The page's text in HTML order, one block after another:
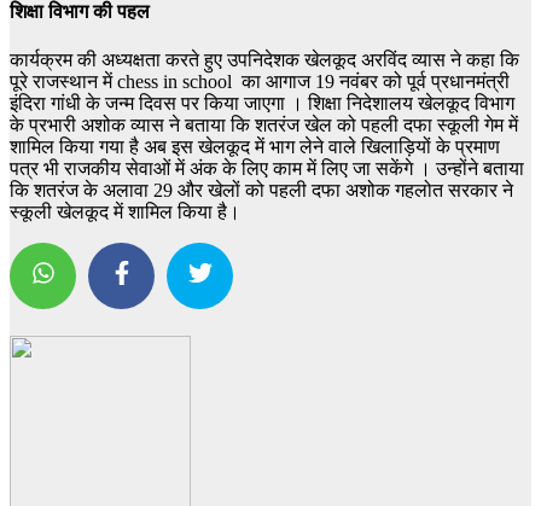
शिक्षा विभाग की पहल
कार्यक्रम की अध्यक्षता करते हुए उपनिदेशक खेलकूद अरविंद व्यास ने कहा कि
पूरे राजस्थान में chess in school का आगाज 19 नवंबर को पूर्व प्रधानमंत्री
इंदिरा गांधी के जन्म दिवस पर किया जाएगा । शिक्षा निदेशालय खेलकूद विभाग
के प्रभारी अशोक व्यास ने बताया कि शतरंज खेल को पहली दफा स्कूली गेम में
शामिल किया गया है अब इस खेलकूद में भाग लेने वाले खिलाड़ियों के प्रमाण
पत्र भी राजकीय सेवाओं में अंक के लिए काम में लिए जा सकेंगे । उन्होंने बताया
कि शतरंज के अलावा 29 और खेलों को पहली दफा अशोक गहलोत सरकार ने
स्कूली खेलकूद में शामिल किया है।